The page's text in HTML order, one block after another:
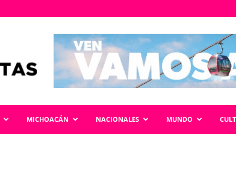
MICHOACÁN NACIONALES MUNDO